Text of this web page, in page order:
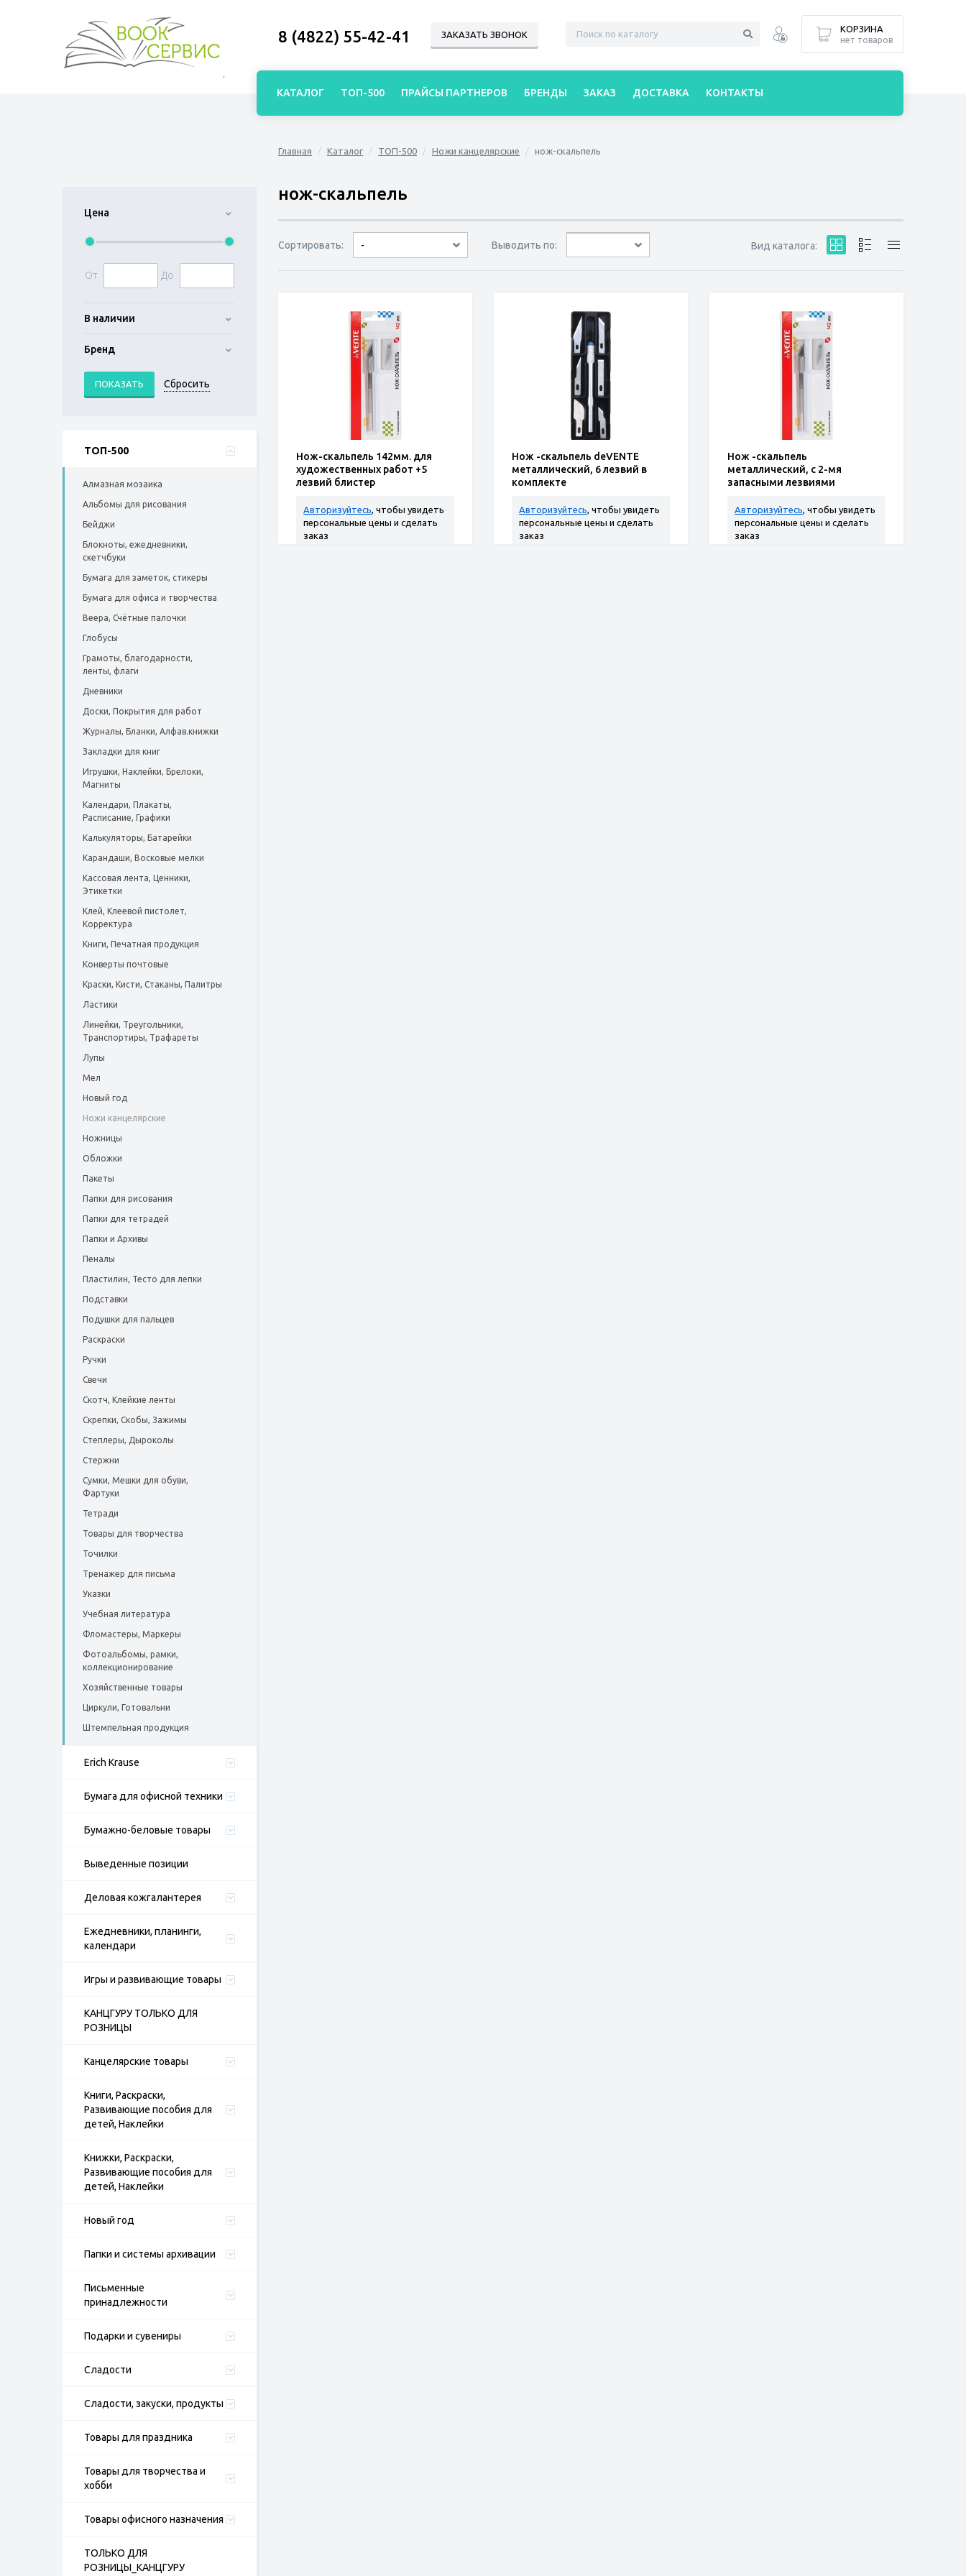
Цена
От До
В наличии
Бренд
ТОП-500
Алмазная мозаика
Альбомы для рисования
Бейджи
Блокноты, ежедневники,
скетчбуки
Бумага для заметок, стикеры
Бумага для офиса и творчества
Веера, Счётные палочки
Глобусы
Грамоты, благодарности,
ленты, флаги
Дневники
Доски, Покрытия для работ
Журналы, Бланки, Алфав.книжки
Закладки для книг
Игрушки, Наклейки, Брелоки,
Магниты
Календари, Плакаты,
Расписание, Графики
Калькуляторы, Батарейки
Карандаши, Восковые мелки
Кассовая лента, Ценники,
Этикетки
Клей, Клеевой пистолет,
Корректура
Книги, Печатная продукция
Конверты почтовые
Краски, Кисти, Стаканы, Палитры
Ластики
Линейки, Треугольники,
Транспортиры, Трафареты
Лупы
Мел
Новый год
Ножи канцелярские
Ножницы
Обложки
Пакеты
Папки для рисования
Папки для тетрадей
Папки и Архивы
Пеналы
Пластилин, Тесто для лепки
Подставки
Подушки для пальцев
Раскраски
Ручки
Свечи
Скотч, Клейкие ленты
Скрепки, Скобы, Зажимы
Степлеры, Дыроколы
Стержни
Сумки, Мешки для обуви,
Фартуки
Тетради
Товары для творчества
Точилки
Тренажер для письма
Указки
Учебная литература
Фломастеры, Маркеры
Фотоальбомы, рамки,
коллекционирование
Хозяйственные товары
Циркули, Готовальни
Штемпельная продукция
Erich Krause
Бумага для офисной техники
Бумажно-беловые товары
Выведенные позиции
Деловая кожгалантерея
Ежедневники, планинги,
календари
Игры и развивающие товары
КАНЦГУРУ ТОЛЬКО ДЛЯ
РОЗНИЦЫ
Канцелярские товары
Книги, Раскраски,
Развивающие пособия для
детей, Наклейки
Книжки, Раскраски,
Развивающие пособия для
детей, Наклейки
Новый год
Папки и системы архивации
Письменные
принадлежности
Подарки и сувениры
Сладости
Сладости, закуски, продукты
Товары для праздника
Товары для творчества и
хобби
Товары офисного назначения
ТОЛЬКО ДЛЯ
РОЗНИЦЫ_КАНЦГУРУ
Главная Каталог ТОП-500 Ножи канцелярские нож-скальпель
нож-скальпель
Сортировать: -
по дате
по популярности
сначала дешёвые
сначала дорогие
Выводить по: Вид каталога:
Нож-скальпель 142мм. для
художественных работ +5
лезвий блистер
Авторизуйтесь, чтобы увидеть
персональные цены и сделать
заказ
Нож -скальпель deVENTE
металлический, 6 лезвий в
комплекте
Авторизуйтесь, чтобы увидеть
персональные цены и сделать
заказ
Нож -скальпель
металлический, c 2-мя
запасными лезвиями
Авторизуйтесь, чтобы увидеть
персональные цены и сделать
заказ
8 (4822) 55-42-41 ЗАКАЗАТЬ ЗВОНОК
КОРЗИНА
нет товаров
КАТАЛОГ ТОП-500 ПРАЙСЫ ПАРТНЕРОВ БРЕНДЫ ЗАКАЗ ДОСТАВКА КОНТАКТЫ